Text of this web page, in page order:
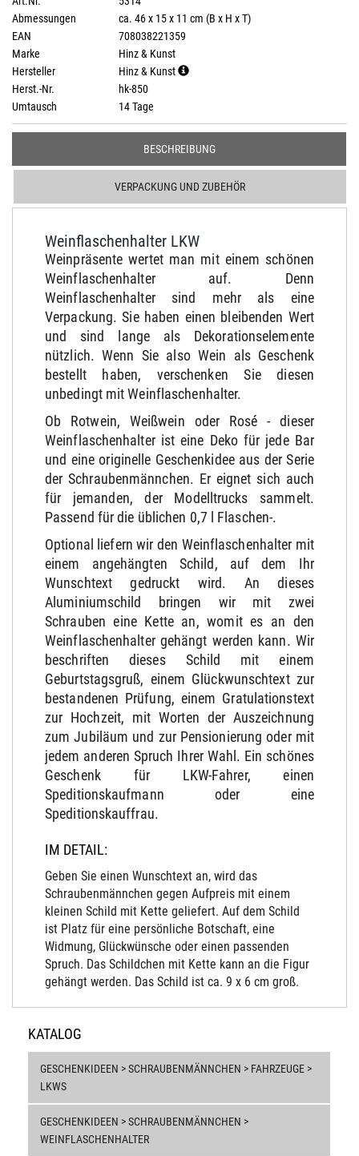
Abmessungen
ca. 46 x 15 x 11 cm (B x H x T)
EAN
708038221359
Marke
Hinz & Kunst
Hersteller
Hinz & Kunst
Herst.-Nr.
hk-850
Umtausch
14 Tage
BESCHREIBUNG
VERPACKUNG UND ZUBEHÖR
Weinflaschenhalter LKW
Weinpräsente wertet man mit einem schönen
Weinflaschenhalter auf. Denn
Weinflaschenhalter sind mehr als eine
Verpackung. Sie haben einen bleibenden Wert
und sind lange als Dekorationselemente
nützlich. Wenn Sie also Wein als Geschenk
bestellt haben, verschenken Sie diesen
unbedingt mit Weinflaschenhalter.
Ob Rotwein, Weißwein oder Rosé - dieser
Weinflaschenhalter ist eine Deko für jede Bar
und eine originelle Geschenkidee aus der Serie
der Schraubenmännchen. Er eignet sich auch
für jemanden, der Modelltrucks sammelt.
Passend für die üblichen 0,7 l Flaschen-.
Optional liefern wir den Weinflaschenhalter mit
einem angehängten Schild, auf dem Ihr
Wunschtext gedruckt wird. An dieses
Aluminiumschild bringen wir mit zwei
Schrauben eine Kette an, womit es an den
Weinflaschenhalter gehängt werden kann. Wir
beschriften dieses Schild mit einem
Geburtstagsgruß, einem Glückwunschtext zur
bestandenen Prüfung, einem Gratulationstext
zur Hochzeit, mit Worten der Auszeichnung
zum Jubiläum und zur Pensionierung oder mit
jedem anderen Spruch Ihrer Wahl. Ein schönes
Geschenk für LKW-Fahrer, einen
Speditionskaufmann oder eine
Speditionskauffrau.
IM DETAIL:
Geben Sie einen Wunschtext an, wird das
Schraubenmännchen gegen Aufpreis mit einem
kleinen Schild mit Kette geliefert. Auf dem Schild
ist Platz für eine persönliche Botschaft, eine
Widmung, Glückwünsche oder einen passenden
Spruch. Das Schildchen mit Kette kann an die Figur
gehängt werden. Das Schild ist ca. 9 x 6 cm groß.
KATALOG
GESCHENKIDEEN > SCHRAUBENMÄNNCHEN > FAHRZEUGE >
LKWS
GESCHENKIDEEN > SCHRAUBENMÄNNCHEN >
WEINFLASCHENHALTER